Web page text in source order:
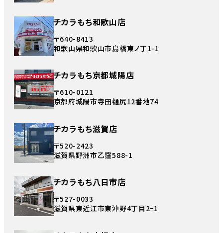
チカラもち和歌山店
〒640-8413
和歌山県和歌山市島橋東ノ丁1-1
チカラもち京都城陽店
〒610-0121
京都府城陽市寺田樋尻12番地74
チカラもち滋賀店
〒520-2423
滋賀県野洲市乙窪588-1
チカラもち八日市店
〒527-0033
滋賀県東近江市東沖野4丁目2ｰ1